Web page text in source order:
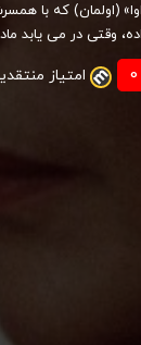
(اولمان) که با
وقتی در می یابد
0 امتیاز